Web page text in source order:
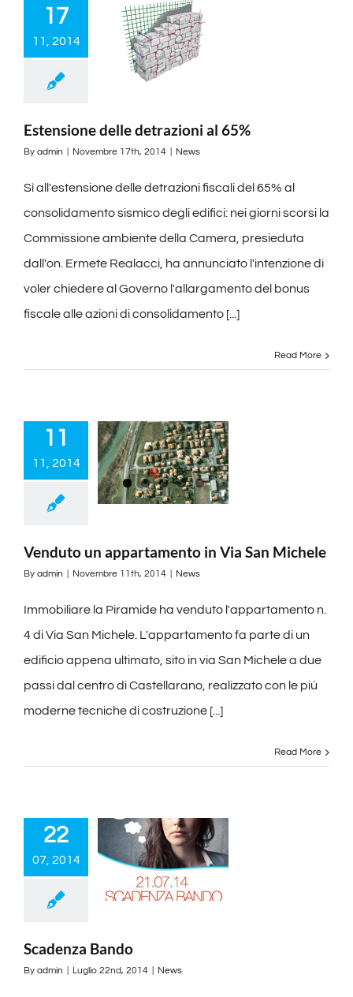
17
11, 2014
Estensione delle detrazioni al 65%
By admin Novembre 17th, 2014 News
Sì all'estensione delle detrazioni fiscali del 65% al
consolidamento sismico degli edifici: nei giorni scorsi la
Commissione ambiente della Camera, presieduta
dall'on. Ermete Realacci, ha annunciato l'intenzione di
voler chiedere al Governo l'allargamento del bonus
fiscale alle azioni di consolidamento [...]
Read More
11
11, 2014
Venduto un appartamento in Via San Michele
By admin Novembre 11th, 2014 News
Immobiliare la Piramide ha venduto l'appartamento n.
4 di Via San Michele. L'appartamento fa parte di un
edificio appena ultimato, sito in via San Michele a due
passi dal centro di Castellarano, realizzato con le più
moderne tecniche di costruzione [...]
Read More
22
07, 2014
Scadenza Bando
By admin Luglio 22nd, 2014 News